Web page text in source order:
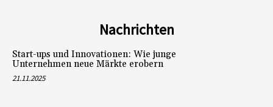
Nachrichten
Start-ups und Innovationen: Wie junge
Unternehmen neue Märkte erobern
21.11.2025